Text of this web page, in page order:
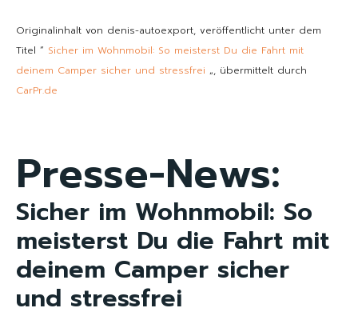
Originalinhalt von denis-autoexport, veröffentlicht unter dem
Titel “ Sicher im Wohnmobil: So meisterst Du die Fahrt mit
deinem Camper sicher und stressfrei „, übermittelt durch
CarPr.de
Presse-News:
Sicher im Wohnmobil: So
meisterst Du die Fahrt mit
deinem Camper sicher
und stressfrei